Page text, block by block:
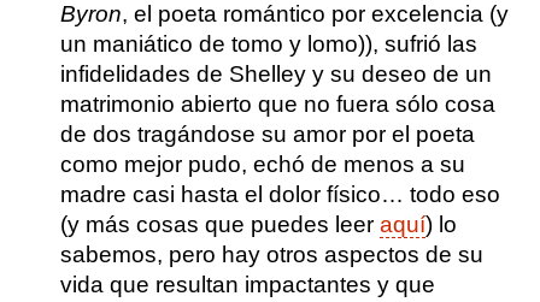
Byron, el poeta romántico por excelencia (y
un maniático de tomo y lomo)), sufrió las
infidelidades de Shelley y su deseo de un
matrimonio abierto que no fuera sólo cosa
de dos tragándose su amor por el poeta
como mejor pudo, echó de menos a su
madre casi hasta el dolor físico… todo eso
(y más cosas que puedes leer aquí) lo
sabemos, pero hay otros aspectos de su
vida que resultan impactantes y que